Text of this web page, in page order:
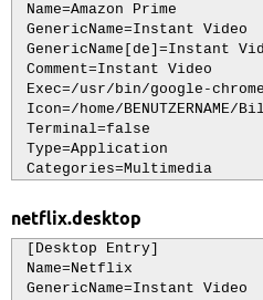
Name=Amazon Prime
GenericName=Instant Video
GenericName[de]=Instant
Comment=Instant Video
Exec=/usr/bin/google-
Icon=/home/BENUTZERNAME/
Terminal=false
Type=Application
Categories=Multimedia
netflix.desktop
[Desktop Entry]
Name=Netflix
GenericName=Instant Video